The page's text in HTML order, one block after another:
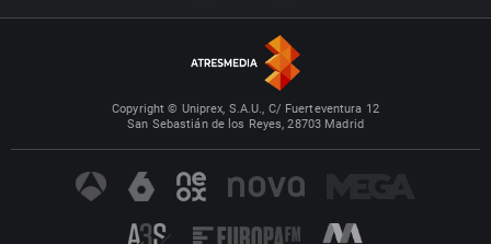
Copyright © Uniprex, S.A.U., C/ Fuerteventura 12
San Sebastián de los Reyes, 28703 Madrid